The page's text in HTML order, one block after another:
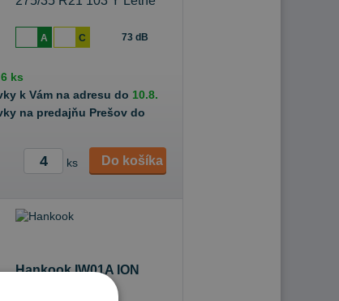
A C 73 dB
6 ks
k Vám na adresu do 10.8.
na predajňu Prešov do
ks Do košíka
Hankook IW01A ION